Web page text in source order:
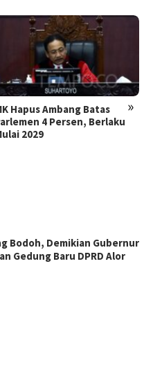
»
Hapus Ambang Batas
4 Persen, Berlaku
2029
Bodoh, Demikian Gubernur
Gedung Baru DPRD Alor